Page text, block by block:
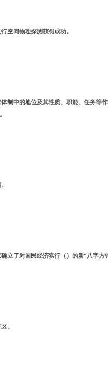
空间物理探测获得成功。
制中的地位及其性质、职能、任务等
。
确立了对国民经济实行（） 的新“八字方
。